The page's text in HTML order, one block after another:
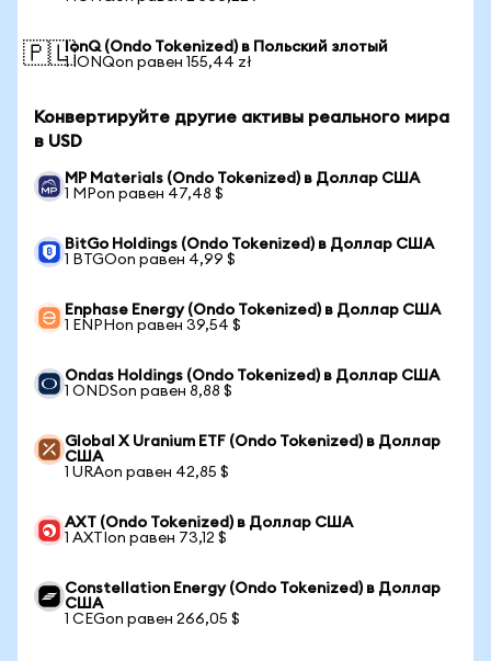
🇵🇱IonQ (Ondo Tokenized) в Польский злотый
1 IONQon равен 155,44 zł
Конвертируйте другие активы реального мира
в USD
MP Materials (Ondo Tokenized) в Доллар США
1 MPon равен 47,48 $
BitGo Holdings (Ondo Tokenized) в Доллар США
1 BTGOon равен 4,99 $
Enphase Energy (Ondo Tokenized) в Доллар США
1 ENPHon равен 39,54 $
Ondas Holdings (Ondo Tokenized) в Доллар США
1 ONDSon равен 8,88 $
Global X Uranium ETF (Ondo Tokenized) в Доллар
США
1 URAon равен 42,85 $
AXT (Ondo Tokenized) в Доллар США
1 AXTIon равен 73,12 $
Constellation Energy (Ondo Tokenized) в Доллар
США
1 CEGon равен 266,05 $